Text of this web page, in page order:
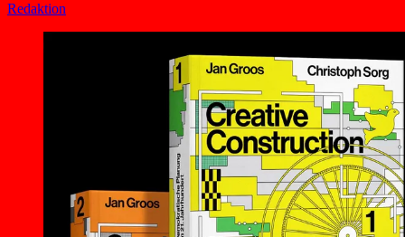
Redaktion